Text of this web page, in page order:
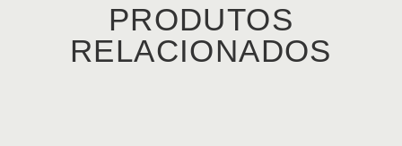
PRODUTOS
RELACIONADOS